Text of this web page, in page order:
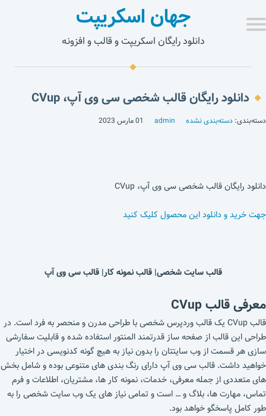
جهان اسکریپت
دانلود رایگان اسکریپت و قالب و افزونه
دانلود رایگان قالب شخصی سی وی آپ، CVup
دسته‌بندی: دسته‌بندی نشده admin 01 مارس 2023
دانلود رایگان قالب شخصی سی وی آپ، CVup
جهت خرید و دانلود این محصول کلیک کنید
قالب سایت شخصی| قالب نمونه کار| قالب سی وی آپ
معرفی قالب CVup
قالب CVup یک قالب وردپرس شخصی با طراحی مدرن و منحصر به فرد است. در
طراحی این قالب از صفحه ساز قدرتمند المنتور استفاده شده و قابلیت سفارشی
سازی هر قسمت از وب سایتتان را بدون نیاز به هیچ گونه کدنویسی در اختیار
خواهید داشت. قالب سی وی آپ دارای رنگ بندی های متنوعی بوده و شامل بخش
های متعددی از جمله معرفی، خدمات، نمونه کار ها، مشتریان، اطلاعات و فرم
تماس، مهارت ها، بلاگ و … است و تمامی نیاز های یک وب سایت شخصی را به
طور کامل پاسخگو خواهد بود.